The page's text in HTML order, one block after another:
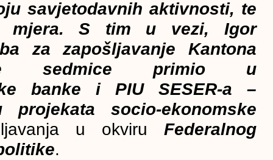
savjetodavnih aktivnosti, te
mjera.S tim u vezi, Igor
za zapošljavanje Kantona
sedmice primio u
banke i PIU SESER-a –
socio-ekonomske
u okviru Federalnog
.